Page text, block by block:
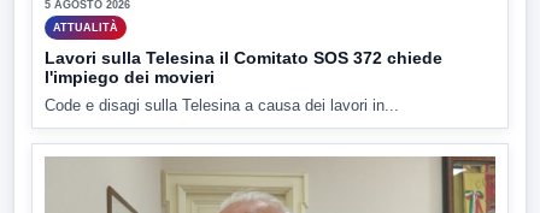
5 AGOSTO 2026
ATTUALITÀ
Lavori sulla Telesina il Comitato SOS 372 chiede
l'impiego dei movieri
Code e disagi sulla Telesina a causa dei lavori in...